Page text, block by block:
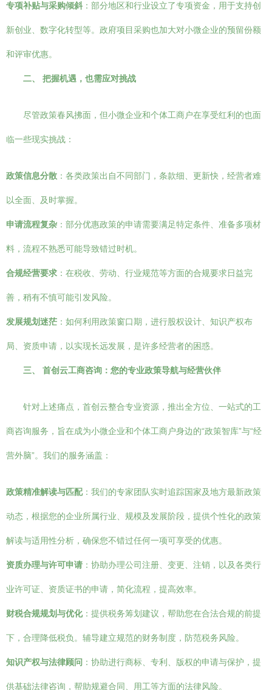
专项补贴与采购倾斜 ：部分地区和行业设立了专项资金，用于支持创
新创业、数字化转型等。政府项目采购也加大对小微企业的预留份额
和评审优惠。
二、 把握机遇，也需应对挑战
尽管政策春风拂面，但小微企业和个体工商户在享受红利的也面
临一些现实挑战：
政策信息分散 ：各类政策出自不同部门，条款细、更新快，经营者难
以全面、及时掌握。
申请流程复杂 ：部分优惠政策的申请需要满足特定条件、准备多项材
料，流程不熟悉可能导致错过时机。
合规经营要求 ：在税收、劳动、行业规范等方面的合规要求日益完
善，稍有不慎可能引发风险。
发展规划迷茫 ：如何利用政策窗口期，进行股权设计、知识产权布
局、资质申请，以实现长远发展，是许多经营者的困惑。
三、 首创云工商咨询：您的专业政策导航与经营伙伴
针对上述痛点，首创云整合专业资源，推出全方位、一站式的工
商咨询服务，旨在成为小微企业和个体工商户身边的“政策智库”与“经
营外脑”。我们的服务涵盖：
政策精准解读与匹配：我们的专家团队实时追踪国家及地方最新政策
动态，根据您的企业所属行业、规模及发展阶段，提供个性化的政策
解读与适用性分析，确保您不错过任何一项可享受的优惠。
资质办理与许可申请 ：协助办理公司注册、变更、注销，以及各类行
业许可证、资质证书的申请，简化流程，提高效率。
财税合规规划与优化：提供税务筹划建议，帮助您在合法合规的前提
下，合理降低税负。辅导建立规范的财务制度，防范税务风险。
知识产权与法律顾问 ：协助进行商标、专利、版权的申请与保护，提
供基础法律咨询，帮助规避合同、用工等方面的法律风险。